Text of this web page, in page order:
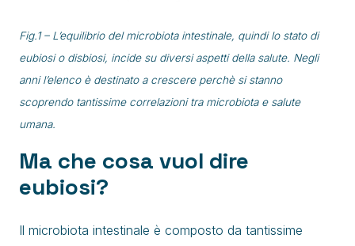
Fig.1 – L’equilibrio del microbiota intestinale, quindi lo stato di
eubiosi o disbiosi, incide su diversi aspetti della salute. Negli
anni l’elenco è destinato a crescere perchè si stanno
scoprendo tantissime correlazioni tra microbiota e salute
umana.
Ma che cosa vuol dire
eubiosi?
Il microbiota intestinale è composto da tantissime